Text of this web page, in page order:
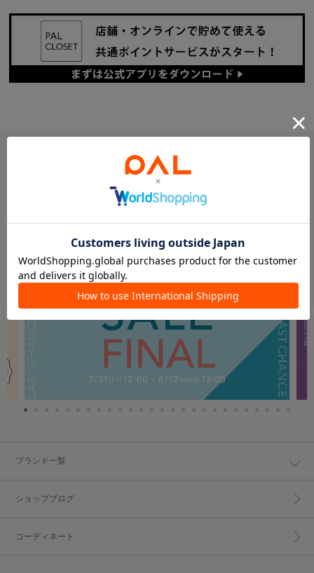
PICK UP
ブランド一覧
ショップブログ
コーディネート